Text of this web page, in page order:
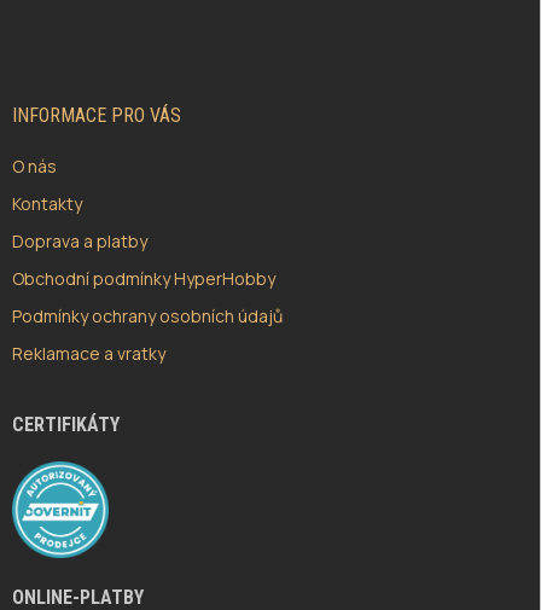
INFORMACE PRO VÁS
O nás
Kontakty
Doprava a platby
Obchodní podmínky HyperHobby
Podmínky ochrany osobních údajů
Reklamace a vratky
CERTIFIKÁTY
ONLINE-PLATBY